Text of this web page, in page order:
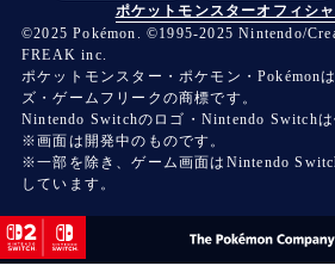
ポケットモンスターオフィシ
©2025 Pokémon. ©1995-2025 Nintendo/
FREAK inc.
ポケットモンスター・ポケモン・Pokémon
ズ・ゲームフリークの商標です。
Nintendo Switchのロゴ・Nintendo Switchは
※画面は開発中のものです。
※一部を除き、ゲーム画面はNintendo
しています。